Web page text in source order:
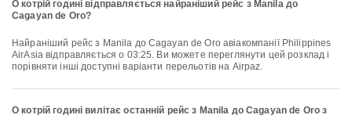
О котрій годині відправляється найраніший рейс з Manila до
Cagayan de Oro?
Найраніший рейс з Manila до Cagayan de Oro авіакомпанії Philippines
AirAsia відправляється о 03:25. Ви можете переглянути цей розклад і
порівняти інші доступні варіанти перельотів на Airpaz.
О котрій годині вилітає останній рейс з Manila до Cagayan de Oro з